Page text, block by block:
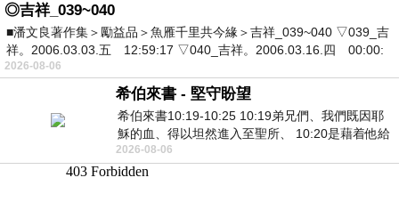
◎吉祥_039~040
■潘文良著作集＞勵益品＞魚雁千里共今緣＞吉祥_039~040 ▽039_吉
祥。2006.03.03.五 12:59:17 ▽040_吉祥。2006.03.16.四 00:00:
2026-08-06
希伯來書 - 堅守盼望
希伯來書10:19-10:25 10:19弟兄們、我們既因耶
穌的血、得以坦然進入至聖所、 10:20是藉着他給
我們開了一條又新又活的路從幔子經過
2026-08-06